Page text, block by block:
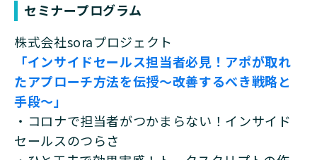
セミナープログラム
株式会社soraプロジェクト
「インサイドセールス担当者必見！アポが取れ
たアプローチ方法を伝授～改善するべき戦略と
手段～」
・コロナで担当者がつかまらない！インサイド
セールスのつらさ